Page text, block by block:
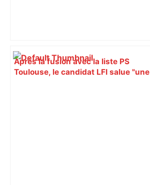
Après la fusion avec la liste PS
Toulouse, le candidat LFI salue "une